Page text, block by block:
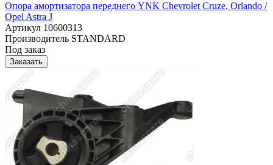
Опора амортизатора переднего YNK Chevrolet Cruze, Orlando /
Opel Astra J
Артикул 10600313
Производитель STANDARD
Под заказ
Заказать